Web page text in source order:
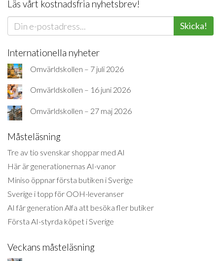
Läs vårt kostnadsfria nyhetsbrev!
Skicka!
Internationella nyheter
Omvärldskollen – 7 juli 2026
Omvärldskollen – 16 juni 2026
Omvärldskollen – 27 maj 2026
Måsteläsning
Tre av tio svenskar shoppar med AI
Här är generationernas AI-vanor
Miniso öppnar första butiken i Sverige
Sverige i topp för OOH-leveranser
AI får generation Alfa att besöka fler butiker
Första AI-styrda köpet i Sverige
Veckans måsteläsning